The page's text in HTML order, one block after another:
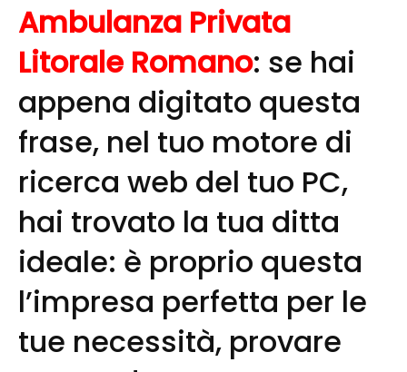
Ambulanza Privata
Litorale Romano: se hai
appena digitato questa
frase, nel tuo motore di
ricerca web del tuo PC,
hai trovato la tua ditta
ideale: è proprio questa
l’impresa perfetta per le
tue necessità, provare